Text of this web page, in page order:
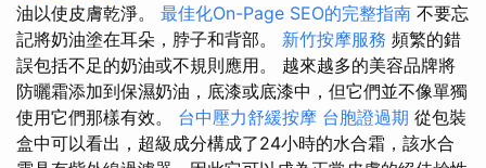
油以使皮膚乾淨。 最佳化On-Page SEO的完整指南 不要忘
記將奶油塗在耳朵，脖子和背部。 新竹按摩服務 頻繁的錯
誤包括不足的奶油或不規則應用。 越來越多的美容品牌將
防曬霜添加到保濕奶油，底漆或底漆中，但它們並不像單獨
使用它們那樣有效。 台中壓力舒緩按摩 台胞證過期 從包裝
盒中可以看出，超級成分構成了24小時的水合霜，該水合